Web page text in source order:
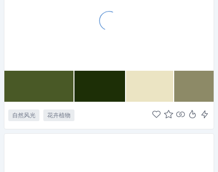
自然风光 花卉植物